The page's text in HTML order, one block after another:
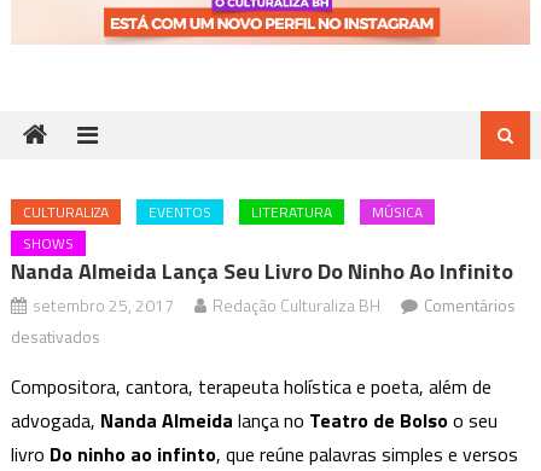
CULTURALIZA EVENTOS LITERATURA
MÚSICA
SHOWS
Nanda Almeida Lança Seu Livro Do Ninho Ao Infinito
setembro 25, 2017 Redação Culturaliza BH
Comentários
desativadosem
Almeida
lança
seu
Compositora, cantora, terapeuta holística e poeta, além de
advogada, Nanda Almeida lança no Teatro de Bolsoo seu
livro Do ninho ao infinto, que reúne palavras simples e versos